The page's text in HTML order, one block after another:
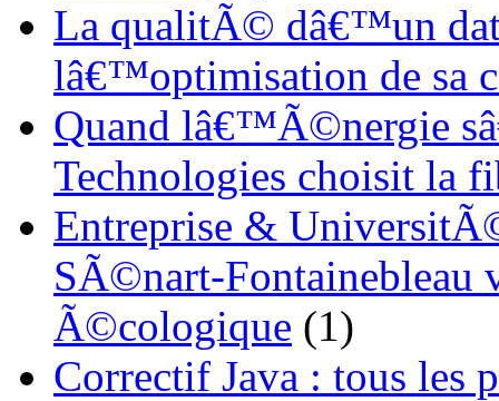
La qualitÃ© dâ€™un
lâ€™optimisation de sa
Quand lâ€™Ã©nergie
Technologies choisit la
Entreprise &
SÃ©nart-Fontainebleau
Ã©cologique (1)
Correctif Java : tous les